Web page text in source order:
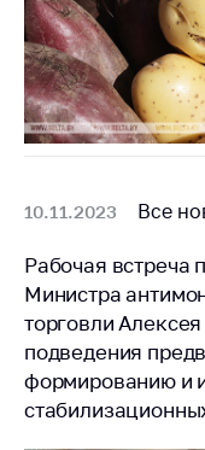
политики
10.11.2023 Все
Рабочая встреча
Министра
торговли
подведения
формированию и